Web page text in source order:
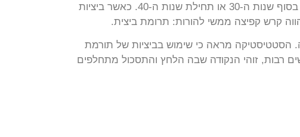
חשוב לדעת כי הירידה באיכות ובכמות אינה “מחכה” לגיל 45; אצל נשים רבות, התהליך מתחיל להאיץ כבר בסוף שנות ה-30 או תחילת שנות ה-40. כאשר ביציות
הסטטיסטיקה מראה כי שימוש בביציות של תורמת
רבות, זוהי הנקודה שבה הלחץ והתסכול מתחלפים